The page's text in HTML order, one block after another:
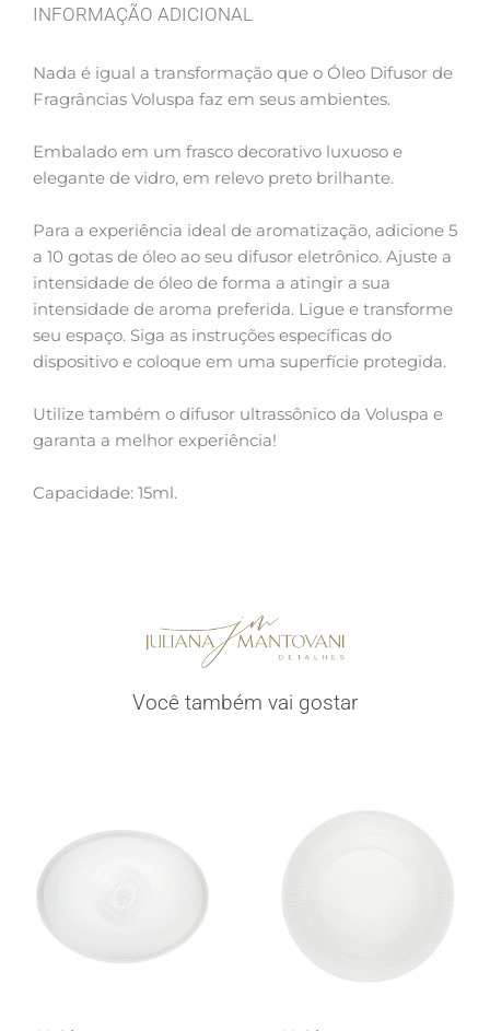
INFORMAÇÃO ADICIONAL
Nada é igual a transformação que o Óleo Difusor de
Fragrâncias Voluspa faz em seus ambientes.
Embalado em um frasco decorativo luxuoso e
elegante de vidro, em relevo preto brilhante.
Para a experiência ideal de aromatização, adicione 5
a 10 gotas de óleo ao seu difusor eletrônico. Ajuste a
intensidade de óleo de forma a atingir a sua
intensidade de aroma preferida. Ligue e transforme
seu espaço. Siga as instruções específicas do
dispositivo e coloque em uma superfície protegida.
Utilize também o difusor ultrassônico da Voluspa e
garanta a melhor experiência!
Capacidade: 15ml.
Você também vai gostar